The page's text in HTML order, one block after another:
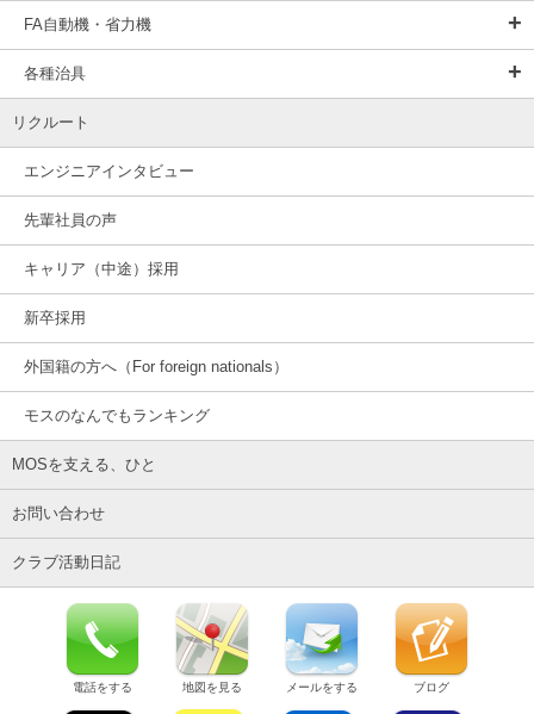
FA自動機・省力機
各種治具
リクルート
エンジニアインタビュー
先輩社員の声
キャリア（中途）採用
新卒採用
外国籍の方へ（For foreign nationals）
モスのなんでもランキング
MOSを支える、ひと
お問い合わせ
クラブ活動日記
電話をする 地図を見る メールをする ブログ